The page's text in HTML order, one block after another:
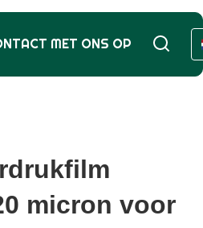
MET ONS OP
micron voor
micron voor